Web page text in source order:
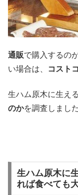
通販で購入するの
い場合は、
コストコ
生ハム原木に生える
のかを調査しました
生ハム原木に
れば食べても